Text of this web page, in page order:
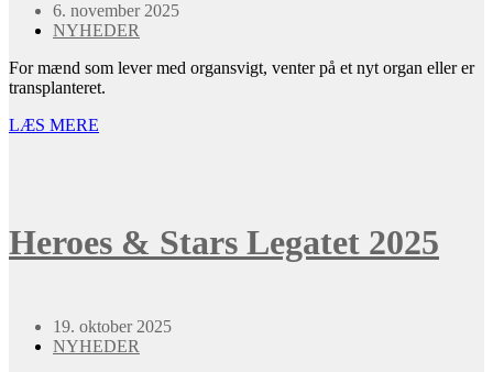
6. november 2025
NYHEDER
For mænd som lever med organsvigt, venter på et nyt organ eller er
transplanteret.
LÆS MERE
Heroes & Stars Legatet 2025
19. oktober 2025
NYHEDER